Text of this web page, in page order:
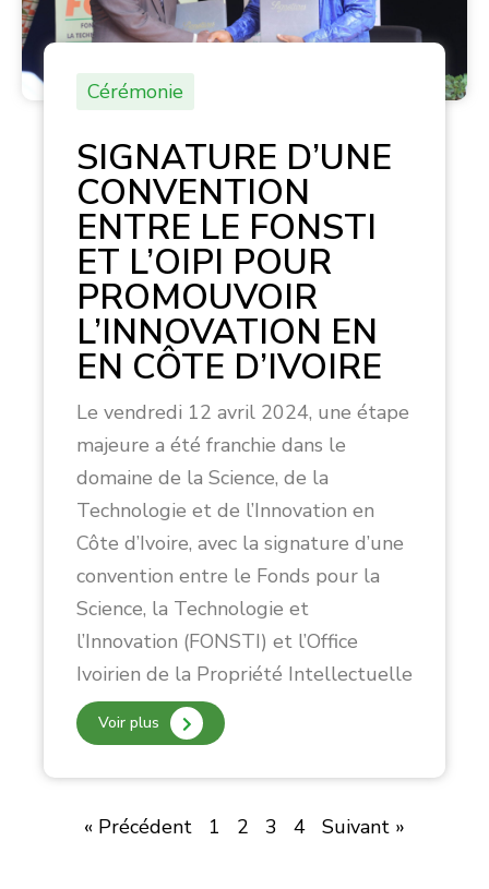
Cérémonie
SIGNATURE D’UNE
CONVENTION
ENTRE LE FONSTI
ET L’OIPI POUR
PROMOUVOIR
L’INNOVATION EN
EN CÔTE D’IVOIRE
Le vendredi 12 avril 2024, une étape
majeure a été franchie dans le
domaine de la Science, de la
Technologie et de l’Innovation en
Côte d’Ivoire, avec la signature d’une
convention entre le Fonds pour la
Science, la Technologie et
l’Innovation (FONSTI) et l’Office
Ivoirien de la Propriété Intellectuelle
Voir plus
« Précédent 1 2 3 4 Suivant »